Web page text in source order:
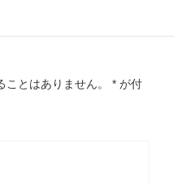
とはありません。 * が付